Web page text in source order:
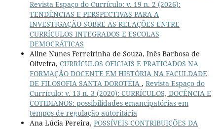
Revista Espaço do Currículo: v. 19 n. 2 (2026):
TENDÊNCIAS E PERSPECTIVAS PARA A
INVESTIGAÇÃO SOBRE AS RELAÇÕES ENTRE
CURRÍCULOS INTEGRADOS E ESCOLAS
DEMOCRÁTICAS
Aline Nunes Ferreirinha de Souza, Inês Barbosa de
Oliveira, CURRÍCULOS OFICIAIS E PRATICADOS NA
FORMAÇÃO DOCENTE EM HISTÓRIA NA FACULDADE
DE FILOSOFIA SANTA DOROTÉIA , Revista Espaço do
Currículo: v. 13 n. 3 (2020): CURRÍCULOS, DOCÊNCIA E
COTIDIANOS: possibilidades emancipatórias em
tempos de regulação autoritária
Ana Lúcia Pereira, POSSÍVEIS CONTRIBUIÇÕES DA